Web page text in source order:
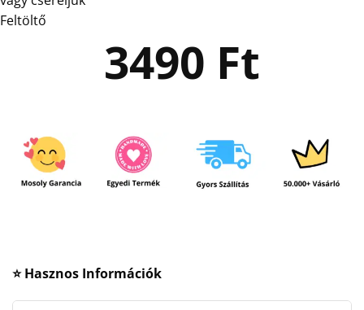
Feltöltő
3490 Ft
⭐ Hasznos Információk